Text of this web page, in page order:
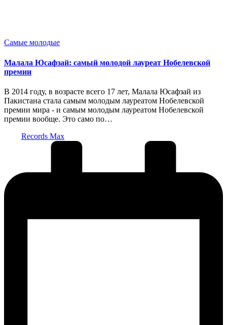
Опубликовано
Самые молодые
Малала Юсафзай: самый молодой лауреат Нобелевской
премии
В 2014 году, в возрасте всего 17 лет, Малала Юсафзай из
Пакистана стала самым молодым лауреатом Нобелевской
премии мира - и самым молодым лауреатом Нобелевской
премии вообще. Это само по…
Records Max